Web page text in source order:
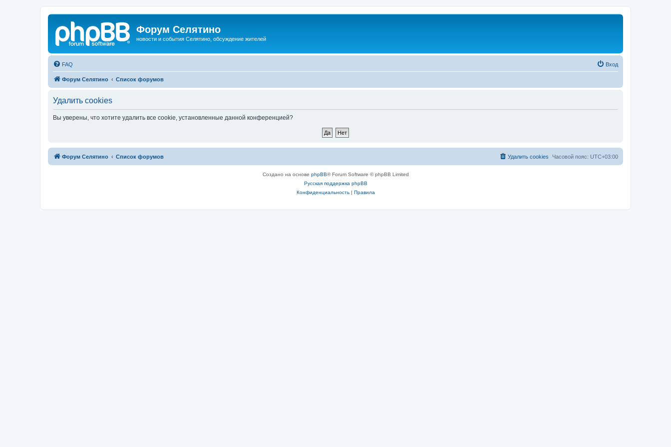
Форум Селятино
новости и события Селятино, обсуждение жителей
FAQ Вход
Форум Селятино Список форумов
Удалить cookies
Вы уверены, что хотите удалить все cookie, установленные данной конференцией?
Форум Селятино Список форумов Часовой пояс: UTC+03:00
Удалить cookies
Создано на основе phpBB® Forum Software © phpBB Limited
Русская поддержка phpBB
Конфиденциальность| Правила